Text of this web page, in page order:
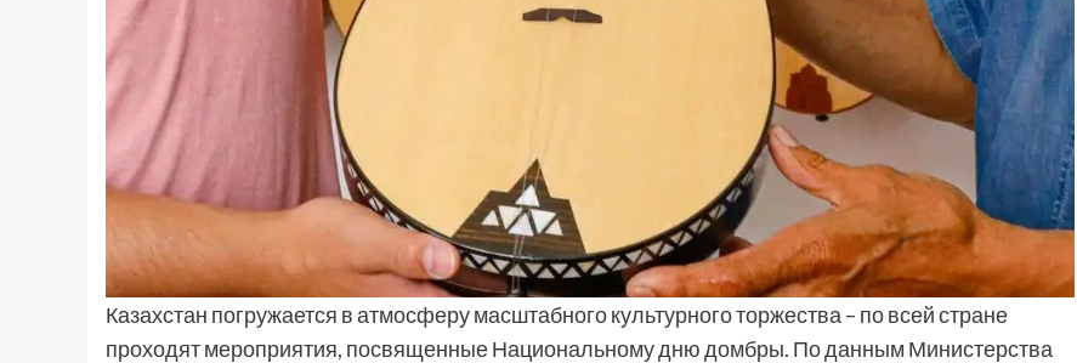
Казахстан погружается в атмосферу масштабного культурного торжества – по всей стране
проходят мероприятия, посвященные Национальному дню домбры. По данным Министерства